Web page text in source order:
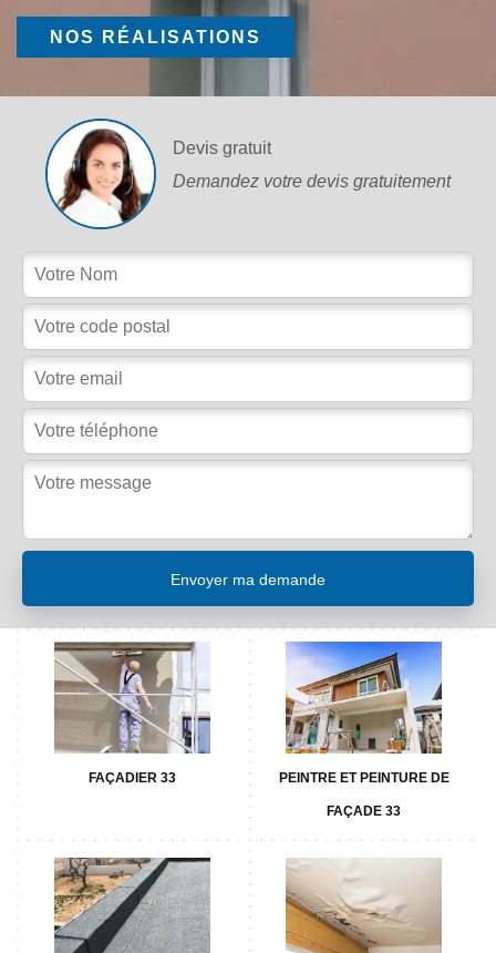
NOS RÉALISATIONS
Devis gratuit
Demandez votre devis gratuitement
FAÇADIER 33 PEINTRE ET PEINTURE DE
FAÇADE 33